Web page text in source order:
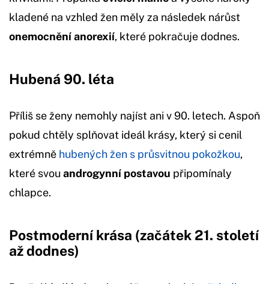
kladené na vzhled žen měly za následek nárůst
onemocnění anorexií, které pokračuje dodnes.
Hubená 90. léta
Příliš se ženy nemohly najíst ani v 90. letech. Aspoň
pokud chtěly splňovat ideál krásy, který si cenil
extrémně hubených žen s průsvitnou pokožkou,
které svou androgynní postavou připomínaly
chlapce.
Postmoderní krása (začátek 21. století
až dodnes)